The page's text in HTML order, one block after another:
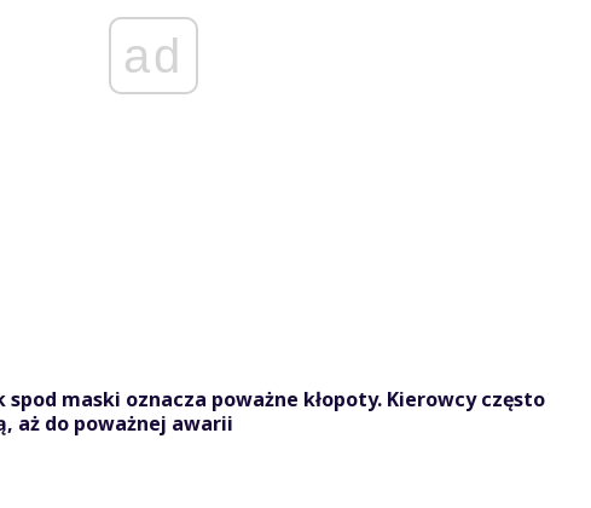
ad
spod maski oznacza poważne kłopoty. Kierowcy często
aż do poważnej awarii